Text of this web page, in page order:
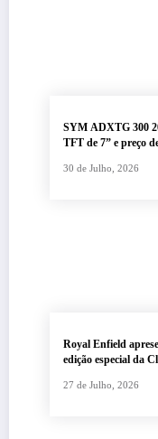
SYM ADXTG 300
TFT de 7” e preço
30 de Julho, 2026
Royal Enfield
edição especial da
27 de Julho, 2026